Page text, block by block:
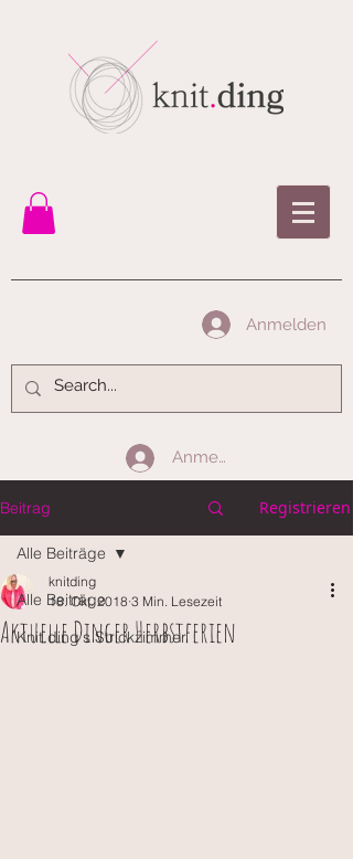
Anmelden
Anmelden
Beitrag Registrieren
Alle Beiträge
Knit.ding's Strickzimmer
Alle Beiträge
Aktuelle Dinger Herbstferien
knitding
18. Okt. 2018 3 Min. Lesezeit